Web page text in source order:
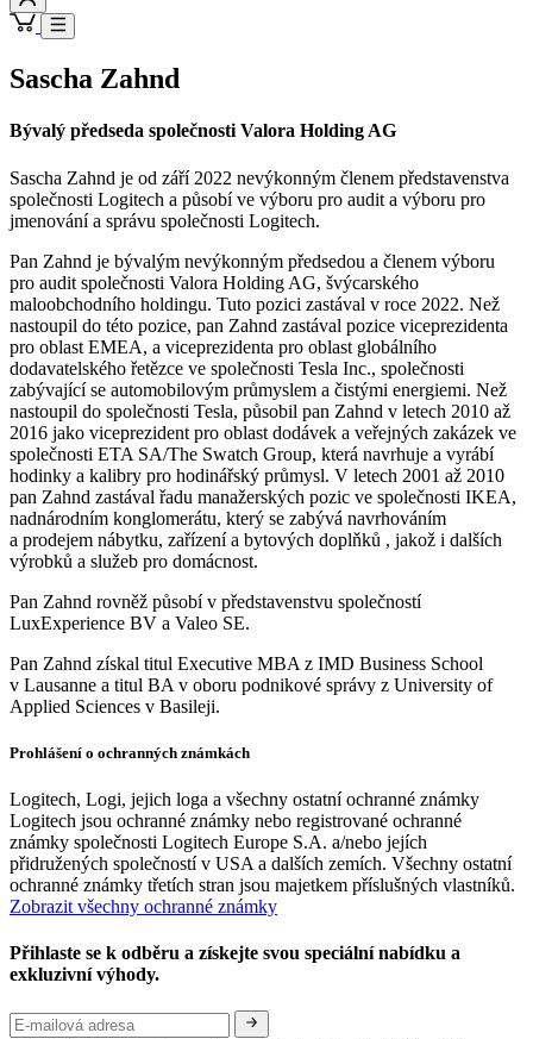
Sascha Zahnd
Bývalý předseda společnosti Valora Holding AG
Sascha Zahnd je od září 2022 nevýkonným členem představenstva
společnosti Logitech a působí ve výboru pro audit a výboru pro
jmenování a správu společnosti Logitech.
Pan Zahnd je bývalým nevýkonným předsedou a členem výboru
pro audit společnosti Valora Holding AG, švýcarského
maloobchodního holdingu. Tuto pozici zastával v roce 2022. Než
nastoupil do této pozice, pan Zahnd zastával pozice viceprezidenta
pro oblast EMEA, a viceprezidenta pro oblast globálního
dodavatelského řetězce ve společnosti Tesla Inc., společnosti
zabývající se automobilovým průmyslem a čistými energiemi. Než
nastoupil do společnosti Tesla, působil pan Zahnd v letech 2010 až
2016 jako viceprezident pro oblast dodávek a veřejných zakázek ve
společnosti ETA SA/The Swatch Group, která navrhuje a vyrábí
hodinky a kalibry pro hodinářský průmysl. V letech 2001 až 2010
pan Zahnd zastával řadu manažerských pozic ve společnosti IKEA,
nadnárodním konglomerátu, který se zabývá navrhováním
a prodejem nábytku, zařízení a bytových doplňků , jakož i dalších
výrobků a služeb pro domácnost.
Pan Zahnd rovněž působí v představenstvu společností
LuxExperience BV a Valeo SE.
Pan Zahnd získal titul Executive MBA z IMD Business School
v Lausanne a titul BA v oboru podnikové správy z University of
Applied Sciences v Basileji.
Prohlášení o ochranných známkách
Logitech, Logi, jejich loga a všechny ostatní ochranné známky
Logitech jsou ochranné známky nebo registrované ochranné
známky společnosti Logitech Europe S.A. a/nebo jejích
přidružených společností v USA a dalších zemích. Všechny ostatní
ochranné známky třetích stran jsou majetkem příslušných vlastníků.
Zobrazit všechny ochranné známky
Přihlaste se k odběru a získejte svou speciální nabídku a
exkluzivní výhody.